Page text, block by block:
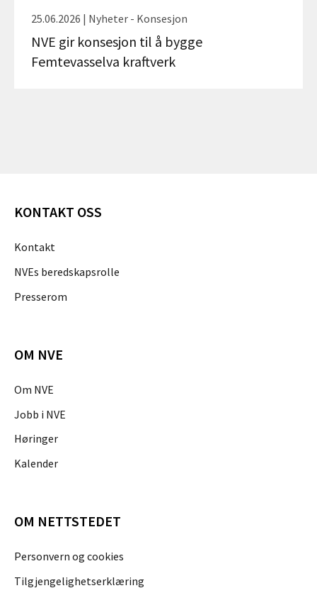
25.06.2026 | Nyheter - Konsesjon
NVE gir konsesjon til å bygge
Femtevasselva kraftverk
KONTAKT OSS
Kontakt
NVEs beredskapsrolle
Presserom
OM NVE
Om NVE
Jobb i NVE
Høringer
Kalender
OM NETTSTEDET
Personvern og cookies
Tilgjengelighetserklæring